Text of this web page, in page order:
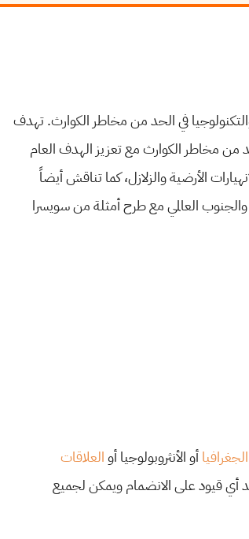
في الحد من مخاطر الكوارث. تهدف
من مخاطر الكوارث مع تعزيز الهدف العام
الأرضية والزلازل، كما تناقش أيضاً
العالمي مع طرح أمثلة من سويسرا
الجغرافياأو الأنثروبولوجيا أوالعلاقات
أي قيود على الانضمام ويمكن لجميع